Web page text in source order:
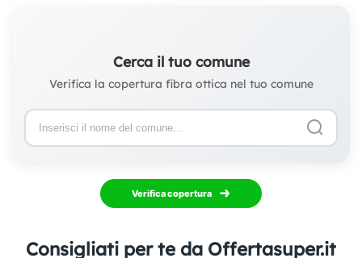
Cerca il tuo comune
Verifica la copertura fibra ottica nel tuo comune
Verifica copertura
Consigliati per te da Offertasuper.it